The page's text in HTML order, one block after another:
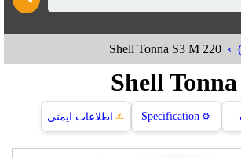
Shell Tonna S3 M 220
Shell
⚙️
Specification
⚠️ اطلاعات ایمنی